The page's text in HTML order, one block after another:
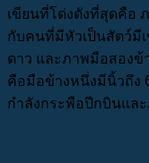
เขียนที่โด่งดังที่สุดคือ
กับคนที่มีหัวเป็นสัตว์มี
ดาว และภาพมือสองข้
คือมือข้างหนึ่งมีนิ้วถึง
กำลังกระพือปีกบินแล